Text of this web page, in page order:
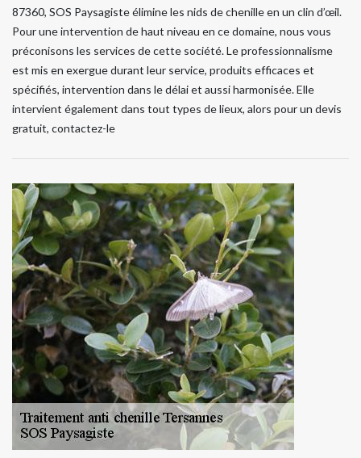
87360, SOS Paysagiste élimine les nids de chenille en un clin d’œil.
Pour une intervention de haut niveau en ce domaine, nous vous
préconisons les services de cette société. Le professionnalisme
est mis en exergue durant leur service, produits efficaces et
spécifiés, intervention dans le délai et aussi harmonisée. Elle
intervient également dans tout types de lieux, alors pour un devis
gratuit, contactez-le